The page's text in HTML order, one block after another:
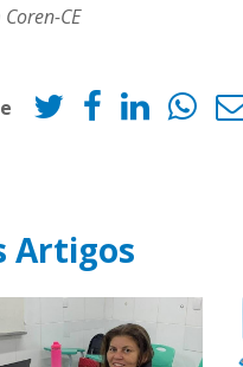
CE
Artigos